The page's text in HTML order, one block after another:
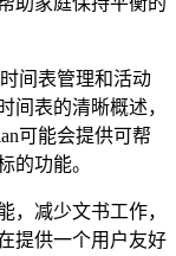
间表管理和活动
间表的清晰概述，
可能会提供可帮
的功能。
，减少文书工作，
提供一个用户友好